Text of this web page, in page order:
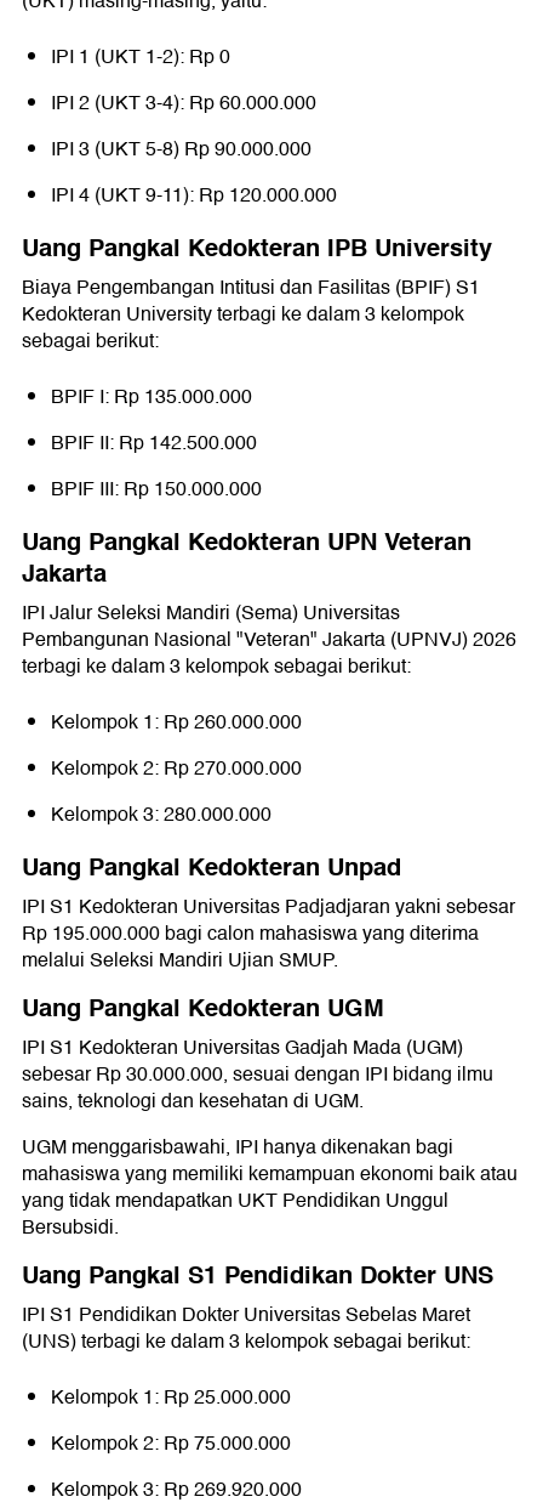
IPI 1 (UKT 1-2): Rp 0
IPI 2 (UKT 3-4): Rp 60.000.000
IPI 3 (UKT 5-8) Rp 90.000.000
IPI 4 (UKT 9-11): Rp 120.000.000
Uang Pangkal Kedokteran IPB University
Biaya Pengembangan Intitusi dan Fasilitas (BPIF) S1
Kedokteran University terbagi ke dalam 3 kelompok
sebagai berikut:
BPIF I: Rp 135.000.000
BPIF II: Rp 142.500.000
BPIF III: Rp 150.000.000
Uang Pangkal Kedokteran UPN Veteran
Jakarta
IPI Jalur Seleksi Mandiri (Sema) Universitas
Pembangunan Nasional "Veteran" Jakarta (UPNVJ) 2026
terbagi ke dalam 3 kelompok sebagai berikut:
Kelompok 1: Rp 260.000.000
Kelompok 2: Rp 270.000.000
Kelompok 3: 280.000.000
Uang Pangkal Kedokteran Unpad
IPI S1 Kedokteran Universitas Padjadjaran yakni sebesar
Rp 195.000.000 bagi calon mahasiswa yang diterima
melalui Seleksi Mandiri Ujian SMUP.
Uang Pangkal Kedokteran UGM
IPI S1 Kedokteran Universitas Gadjah Mada (UGM)
sebesar Rp 30.000.000, sesuai dengan IPI bidang ilmu
sains, teknologi dan kesehatan di UGM.
UGM menggarisbawahi, IPI hanya dikenakan bagi
mahasiswa yang memiliki kemampuan ekonomi baik atau
yang tidak mendapatkan UKT Pendidikan Unggul
Bersubsidi.
Uang Pangkal S1 Pendidikan Dokter UNS
IPI S1 Pendidikan Dokter Universitas Sebelas Maret
(UNS) terbagi ke dalam 3 kelompok sebagai berikut:
Kelompok 1: Rp 25.000.000
Kelompok 2: Rp 75.000.000
Kelompok 3: Rp 269.920.000